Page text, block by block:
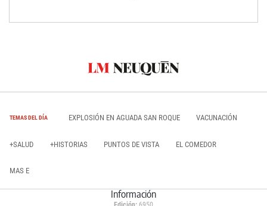
TEMAS DEL DÍA EXPLOSIÓN EN AGUADA SAN ROQUE VACUNACIÓN
+SALUD +HISTORIAS PUNTOS DE VISTA EL COMEDOR
MAS E
Información